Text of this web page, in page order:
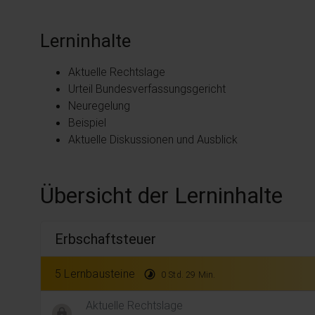
Lerninhalte
Aktuelle Rechtslage
Urteil Bundesverfassungsgericht
Neuregelung
Beispiel
Aktuelle Diskussionen und Ausblick
Übersicht der Lerninhalte
Erbschaftsteuer
5 Lernbausteine timelapse 0 Std. 29 Min.
Aktuelle Rechtslage